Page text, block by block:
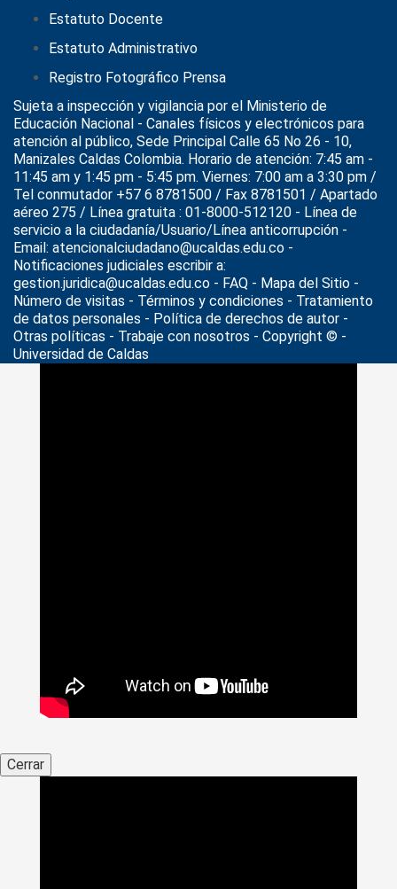
Estatuto Docente
Estatuto Administrativo
Registro Fotográfico Prensa
Sujeta a inspección y vigilancia por el Ministerio de
Educación Nacional - Canales físicos y electrónicos para
atención al público, Sede Principal Calle 65 No 26 - 10,
Manizales Caldas Colombia. Horario de atención: 7:45 am -
11:45 am y 1:45 pm - 5:45 pm. Viernes: 7:00 am a 3:30 pm /
Tel conmutador +57 6 8781500 / Fax 8781501 / Apartado
aéreo 275 / Línea gratuita : 01-8000-512120 - Línea de
servicio a la ciudadanía/Usuario/Línea anticorrupción -
Email: atencionalciudadano@ucaldas.edu.co -
Notificaciones judiciales escribir a:
gestion.juridica@ucaldas.edu.co - FAQ - Mapa del Sitio -
Número de visitas - Términos y condiciones - Tratamiento
de datos personales - Política de derechos de autor -
Otras políticas - Trabaje con nosotros - Copyright © -
Universidad de Caldas
Cerrar